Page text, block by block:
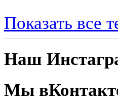
Показать все
Наш
Мы